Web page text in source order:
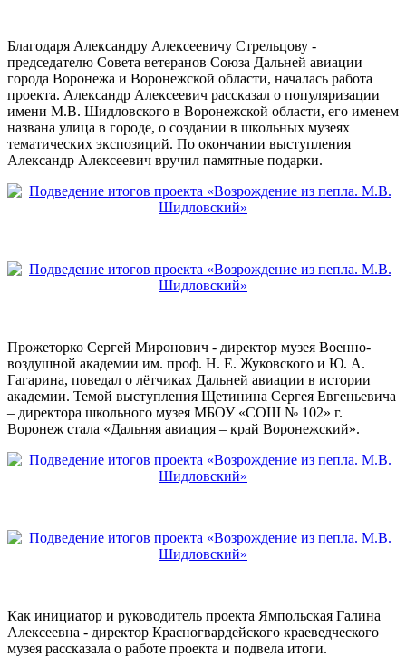
Благодаря Александру Алексеевичу Стрельцову -
председателю Совета ветеранов Союза Дальней авиации
города Воронежа и Воронежской области, началась работа
проекта. Александр Алексеевич рассказал о популяризации
имени М.В. Шидловского в Воронежской области, его именем
названа улица в городе, о создании в школьных музеях
тематических экспозиций. По окончании выступления
Александр Алексеевич вручил памятные подарки.
Прожеторко Сергей Миронович - директор музея Военно-
воздушной академии им. проф. Н. Е. Жуковского и Ю. А.
Гагарина, поведал о лётчиках Дальней авиации в истории
академии. Темой выступления Щетинина Сергея Евгеньевича
– директора школьного музея МБОУ «СОШ № 102» г.
Воронеж стала «Дальняя авиация – край Воронежский».
Как инициатор и руководитель проекта Ямпольская Галина
Алексеевна - директор Красногвардейского краеведческого
музея рассказала о работе проекта и подвела итоги.